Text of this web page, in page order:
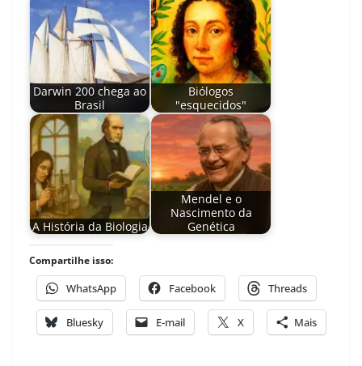
Darwin 200 chega ao
Brasil
Biólogos
"esquecidos"
A História da Biologia
Mendel e o
Nascimento da
Genética
Compartilhe isso:
WhatsApp Facebook Threads
Bluesky E-mail X Mais